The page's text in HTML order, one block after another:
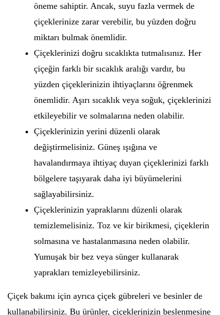
öneme sahiptir. Ancak, suyu fazla vermek de
çiçeklerinize zarar verebilir, bu yüzden doğru
miktarı bulmak önemlidir.
Çiçeklerinizi doğru sıcaklıkta tutmalısınız. Her
çiçeğin farklı bir sıcaklık aralığı vardır, bu
yüzden çiçeklerinizin ihtiyaçlarını öğrenmek
önemlidir. Aşırı sıcaklık veya soğuk, çiçeklerinizi
etkileyebilir ve solmalarına neden olabilir.
Çiçeklerinizin yerini düzenli olarak
değiştirmelisiniz. Güneş ışığına ve
havalandırmaya ihtiyaç duyan çiçeklerinizi farklı
bölgelere taşıyarak daha iyi büyümelerini
sağlayabilirsiniz.
Çiçeklerinizin yapraklarını düzenli olarak
temizlemelisiniz. Toz ve kir birikmesi, çiçeklerin
solmasına ve hastalanmasına neden olabilir.
Yumuşak bir bez veya sünger kullanarak
yaprakları temizleyebilirsiniz.
Çiçek bakımı için ayrıca çiçek gübreleri ve besinler de
kullanabilirsiniz. Bu ürünler, çiçeklerinizin beslenmesine